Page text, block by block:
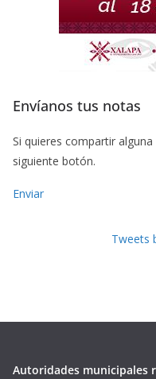
Envíanos tus notas
Si quieres compartir
siguiente botón.
Enviar
Tweets
Autoridades municipales